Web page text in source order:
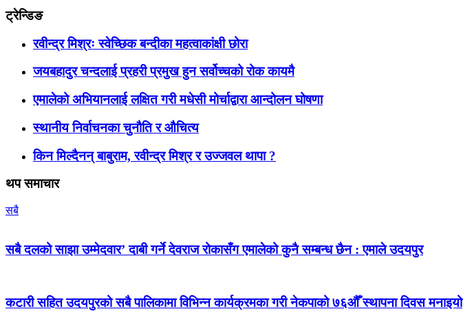
ट्रेन्डिङ
रवीन्द्र मिश्रः स्वेच्छिक बन्दीका महत्वाकांक्षी छोरा
जयबहादुर चन्दलाई प्रहरी प्रमुख हुन सर्वोच्चको रोक कायमै
एमालेको अभियानलाई लक्षित गरी मधेसी मोर्चाद्वारा आन्दोलन घोषणा
स्थानीय निर्वाचनका चुनौति र औचित्य
किन मिल्दैनन् बाबुराम, रवीन्द्र मिश्र र उज्जवल थापा ?
थप समाचार
सबै
सबै दलको साझा उम्मेदवार’ दाबी गर्ने देवराज रोकासँग एमालेको कुनै सम्बन्ध छैन : एमाले उदयपुर
कटारी सहित उदयपुरको सबै पालिकामा विभिन्न कार्यक्रमका गरी नेकपाको ७६औँ स्थापना दिवस मनाइयो